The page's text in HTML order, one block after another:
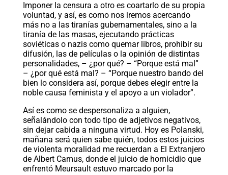
Imponer la censura a otro es coartarlo de su propia
voluntad, y así, es como nos iremos acercando
más no a las tiranías gubernamentales, sino a la
tiranía de las masas, ejecutando prácticas
soviéticas o nazis como quemar libros, prohibir su
difusión, las de películas o la opinión de distintas
personalidades, – ¿por qué? – “Porque está mal”
– ¿por qué está mal? – “Porque nuestro bando del
bien lo considera así, porque debes elegir entre la
noble causa feminista y el apoyo a un violador”.
Así es como se despersonaliza a alguien,
señalándolo con todo tipo de adjetivos negativos,
sin dejar cabida a ninguna virtud. Hoy es Polanski,
mañana será quien sabe quién, todos estos juicios
de violenta moralidad me recuerdan a El Extranjero
de Albert Camus, donde el juicio de homicidio que
enfrentó Meursault estuvo marcado por la